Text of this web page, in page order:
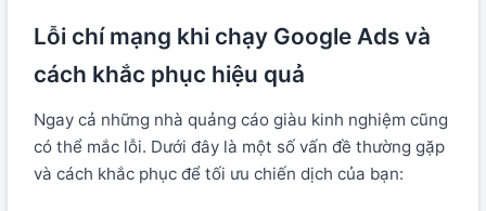
Lỗi chí mạng khi chạy Google Ads và
cách khắc phục hiệu quả
Ngay cả những nhà quảng cáo giàu kinh nghiệm cũng
có thể mắc lỗi. Dưới đây là một số vấn đề thường gặp
và cách khắc phục để tối ưu chiến dịch của bạn: